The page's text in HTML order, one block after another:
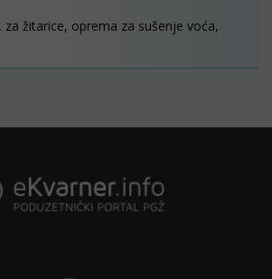
za žitarice, oprema za sušenje voća,